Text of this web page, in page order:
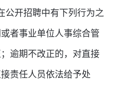
公开招聘中有下列行为之
者事业单位人事综合管
逾期不改正的，对直接
责任人员依法给予处